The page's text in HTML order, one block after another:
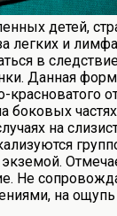
детей,
легких и
в
Данная
боковых
на
Не
на